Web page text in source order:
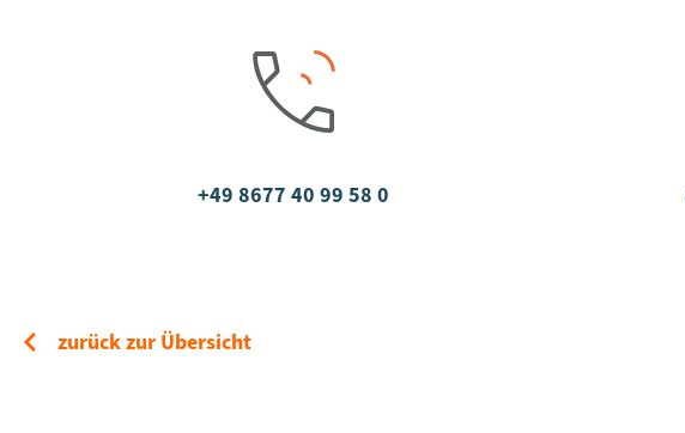
+49 8677 40 99 58 0
zurück zur Übersicht